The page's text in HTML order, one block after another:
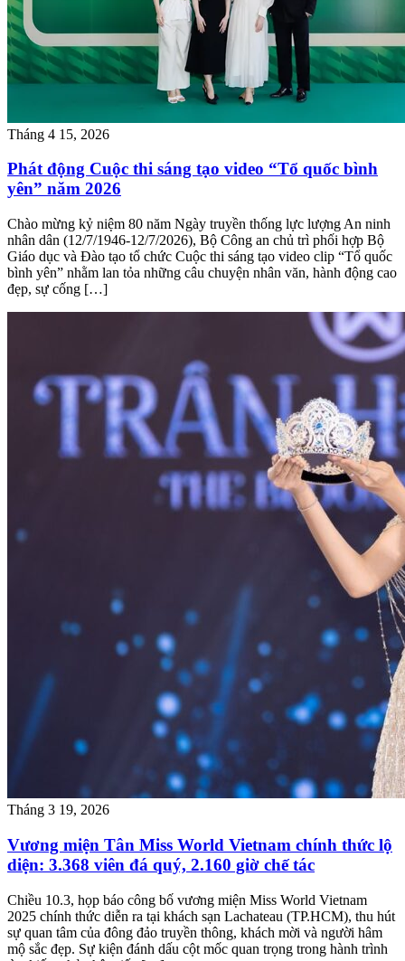
Tháng 4 15, 2026
Phát động Cuộc thi sáng tạo video “Tổ quốc bình
yên” năm 2026
Chào mừng kỷ niệm 80 năm Ngày truyền thống lực lượng An ninh
nhân dân (12/7/1946-12/7/2026), Bộ Công an chủ trì phối hợp Bộ
Giáo dục và Đào tạo tổ chức Cuộc thi sáng tạo video clip “Tổ quốc
bình yên” nhằm lan tỏa những câu chuyện nhân văn, hành động cao
đẹp, sự cống […]
Tháng 3 19, 2026
Vương miện Tân Miss World Vietnam chính thức lộ
diện: 3.368 viên đá quý, 2.160 giờ chế tác
Chiều 10.3, họp báo công bố vương miện Miss World Vietnam
2025 chính thức diễn ra tại khách sạn Lachateau (TP.HCM), thu hút
sự quan tâm của đông đảo truyền thông, khách mời và người hâm
mộ sắc đẹp. Sự kiện đánh dấu cột mốc quan trọng trong hành trình